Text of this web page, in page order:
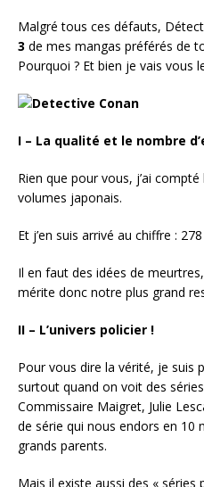
Malgré tous ces défauts,
3 de mes mangas préférés de
Pourquoi ? Et bien je vais vous
I – La qualité et le nombre
Rien que pour vous, j’ai
volumes japonais.
Et j’en suis arrivé au chiffre :
Il en faut des idées de
mérite donc notre plus grand
II – L’univers policier !
Pour vous dire la vérité, je suis
surtout quand on voit des
Commissaire Maigret, Julie
de série qui nous endors en 10
grands parents.
Mais il existe aussi des « séries